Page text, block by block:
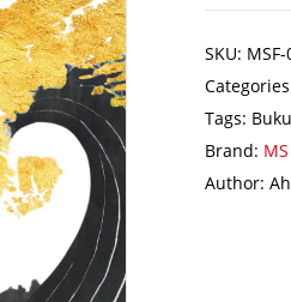
SKU:
Tags: Buku
Brand:
Author: